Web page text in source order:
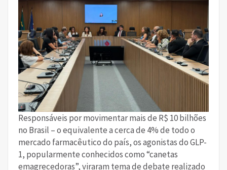
Responsáveis por movimentar mais de R$ 10 bilhões
no Brasil – o equivalente a cerca de 4% de todo o
mercado farmacêutico do país, os agonistas do GLP-
1, popularmente conhecidos como “canetas
emagrecedoras”, viraram tema de debate realizado